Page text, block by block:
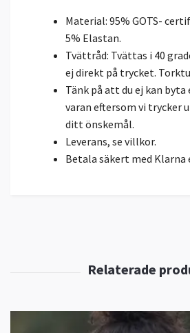
Material: 95% GOTS-
5% Elastan.
Tvättråd: Tvättas i 40
ej direkt på trycket.
Tänk på att du ej kan
varan eftersom vi trycker
ditt önskemål.
Leverans, se villkor.
Betala säkert med Klarna